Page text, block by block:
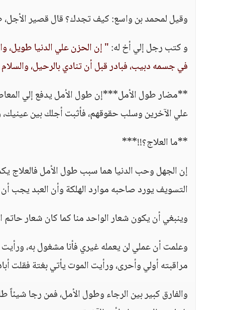
وقيل لمحمد بن واسع: كيف تجدك؟ قال قصير الأجل،
و كتب رجل إلي أخ له:" إن الحزن علي الدنيا طويل،
في جسمه دبيب، فبادر قبل أن تنادي بالرحيل،
**مضار طول الأمل***إن طول الأمل يدفع إلي
علي الآخرين وسلب حقوقهم، فأثبت أجلك بين
**ما العلاج؟!!***
إن الجهل وحب الدنيا هما سبب طول الأمل فالعلاج
التسويف يورد صاحبه موارد الهلكة وأن العبد يجب
وينبغي أن يكون شعار الواحد منا كما كان شعار
وعلمت أن عملي لن يعمله غيري فأنا مشغول به،
مراقبته أولي وأحرى، ورأيت الموت يأتي بغتة فقلت
والفارق كبير بين الرجاء وطول الأمل، فمن رجا